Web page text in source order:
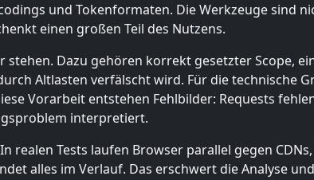
und Tokenformaten. Die Werkzeuge sind
einen großen Teil des Nutzens.
stehen. Dazu gehören korrekt gesetzter Scope,
Altlasten verfälscht wird. Für die technische
Vorarbeit entstehen Fehlbilder: Requests
interpretiert.
realen Tests laufen Browser parallel gegen
alles im Verlauf. Das erschwert die Analyse